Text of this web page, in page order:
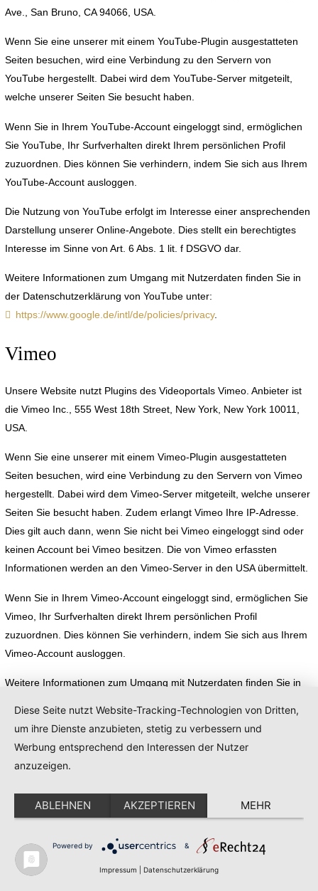
Ave., San Bruno, CA 94066, USA.
Wenn Sie eine unserer mit einem YouTube-Plugin ausgestatteten
Seiten besuchen, wird eine Verbindung zu den Servern von
YouTube hergestellt. Dabei wird dem YouTube-Server mitgeteilt,
welche unserer Seiten Sie besucht haben.
Wenn Sie in Ihrem YouTube-Account eingeloggt sind, ermöglichen
Sie YouTube, Ihr Surfverhalten direkt Ihrem persönlichen Profil
zuzuordnen. Dies können Sie verhindern, indem Sie sich aus Ihrem
YouTube-Account ausloggen.
Die Nutzung von YouTube erfolgt im Interesse einer ansprechenden
Darstellung unserer Online-Angebote. Dies stellt ein berechtigtes
Interesse im Sinne von Art. 6 Abs. 1 lit. f DSGVO dar.
Weitere Informationen zum Umgang mit Nutzerdaten finden Sie in
der Datenschutzerklärung von YouTube unter:
https://www.google.de/intl/de/policies/privacy.
Vimeo
Unsere Website nutzt Plugins des Videoportals Vimeo. Anbieter ist
die Vimeo Inc., 555 West 18th Street, New York, New York 10011,
USA.
Wenn Sie eine unserer mit einem Vimeo-Plugin ausgestatteten
Seiten besuchen, wird eine Verbindung zu den Servern von Vimeo
hergestellt. Dabei wird dem Vimeo-Server mitgeteilt, welche unserer
Seiten Sie besucht haben. Zudem erlangt Vimeo Ihre IP-Adresse.
Dies gilt auch dann, wenn Sie nicht bei Vimeo eingeloggt sind oder
keinen Account bei Vimeo besitzen. Die von Vimeo erfassten
Informationen werden an den Vimeo-Server in den USA übermittelt.
Wenn Sie in Ihrem Vimeo-Account eingeloggt sind, ermöglichen Sie
Vimeo, Ihr Surfverhalten direkt Ihrem persönlichen Profil
zuzuordnen. Dies können Sie verhindern, indem Sie sich aus Ihrem
Vimeo-Account ausloggen.
Weitere Informationen zum Umgang mit Nutzerdaten finden Sie in
Google Web Fonts
Diese Seite nutzt zur einheitlichen Darstellung von Schriftarten so
Browsercache, um Texte und Schriftarten korrekt anzuzeigen.
Diese Seite nutzt Website-Tracking-Technologien von Dritten,
um ihre Dienste anzubieten, stetig zu verbessern und
Werbung entsprechend den Interessen der Nutzer
anzuzeigen.
ABLEHNEN AKZEPTIEREN MEHR
Powered by &
Impressum Datenschutzerklärung